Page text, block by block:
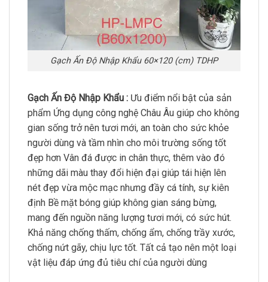
Gạch Ấn Độ Nhập Khẩu 60×120 (cm) TDHP
Gạch Ấn Độ Nhập Khẩu : Ưu điểm nổi bật của sản
phẩm Ứng dụng công nghệ Châu Âu giúp cho không
gian sống trở nên tươi mới, an toàn cho sức khỏe
người dùng và tầm nhìn cho môi trường sống tốt
đẹp hơn Vân đá được in chân thực, thêm vào đó
những dãi màu thay đổi hiện đại giúp tái hiện lên
nét đẹp vừa mộc mạc nhưng đầy cá tính, sự kiên
định Bề mặt bóng giúp không gian sáng bừng,
mang đến nguồn năng lượng tươi mới, có sức hút.
Khả năng chống thấm, chống ẩm, chống trầy xước,
chống nứt gãy, chịu lực tốt. Tất cả tạo nên một loại
vật liệu đáp ứng đủ tiêu chí của người dùng